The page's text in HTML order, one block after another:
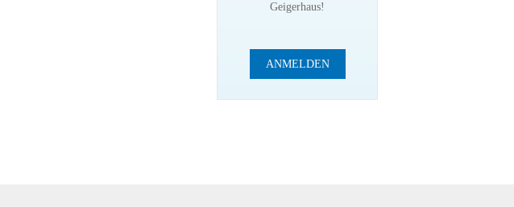
Geigerhaus!
ANMELDEN